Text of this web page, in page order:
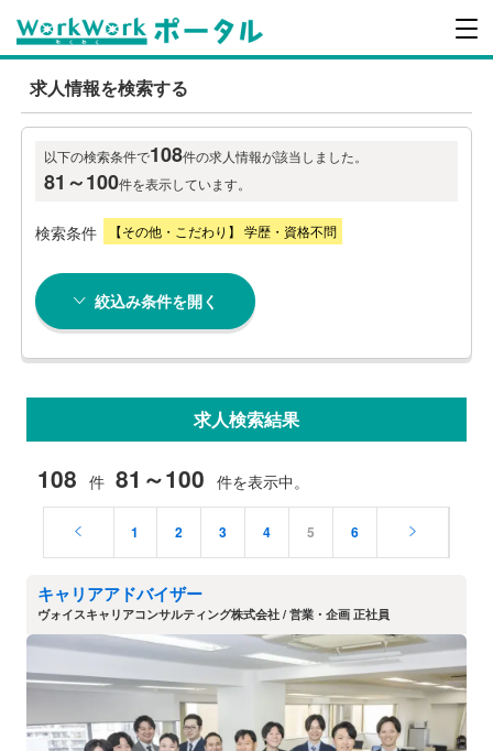
求人情報を検索する
以下の検索条件で108件の求人情報が該当しました。
81～100件を表示しています。
検索条件 【その他・こだわり】 学歴・資格不問
絞込み条件を開く
求人検索結果
108 件 81～100 件を表示中。
1 2 3 4 5 6
キャリアアドバイザー
ヴォイスキャリアコンサルティング株式会社 / 営業・企画 正社員